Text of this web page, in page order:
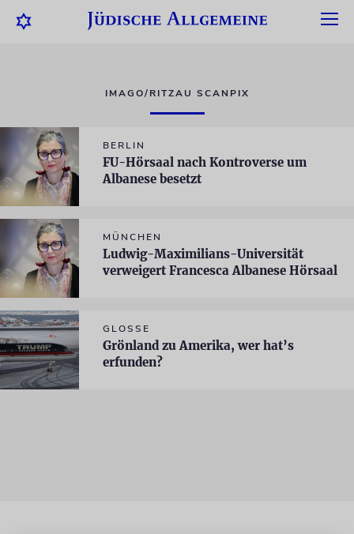
IMAGO/RITZAU SCANPIX
BERLIN
FU-Hörsaal nach Kontroverse um
Albanese besetzt
MÜNCHEN
Ludwig-Maximilians-Universität
verweigert Francesca Albanese Hörsaal
GLOSSE
Grönland zu Amerika, wer hat’s
erfunden?